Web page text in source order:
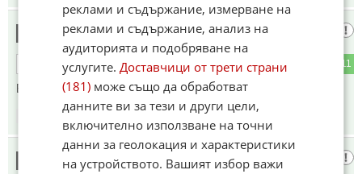
Ако немам пари за него
11
ОТГОВОР
Боли ме шмайзера
14.01.2025
Дудов
реклами и съдържание, измерване на
реклами и съдържание, анализ на
аудиторията и подобряване на
услугите.Доставчици от трети страни
(181) може също да обработват
данните ви за тези и други цели,
включително използване на точни
данни за геолокация и характеристики
на устройството. Вашият избор важи